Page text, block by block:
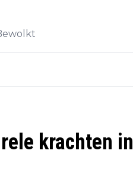
krachten in